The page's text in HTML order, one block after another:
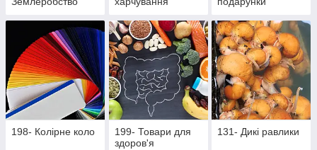
198- Колірне коло
199- Товари для
здоров'я
131- Дикі равлики